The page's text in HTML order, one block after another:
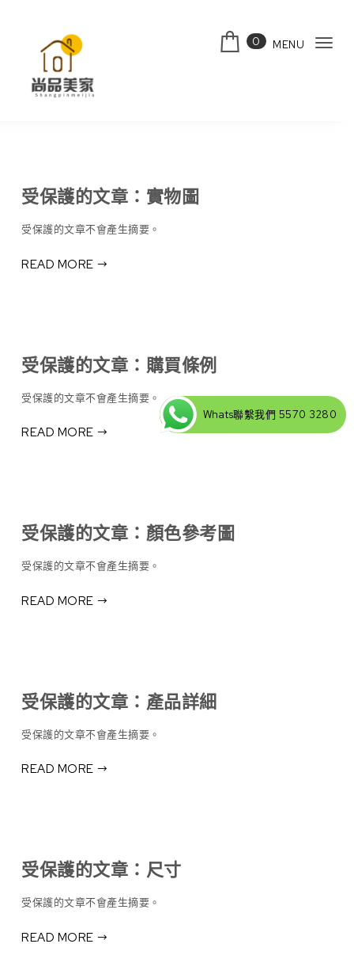
0 MENU
受保護的文章：實物圖
受保護的文章不會產生摘要。
READ MORE
受保護的文章：購買條例
受保護的文章不會產生摘要。
READ MORE
受保護的文章：顏色參考圖
受保護的文章不會產生摘要。
READ MORE
受保護的文章：產品詳細
受保護的文章不會產生摘要。
READ MORE
受保護的文章：尺寸
受保護的文章不會產生摘要。
READ MORE
Whats聯繫我們 5570 3280